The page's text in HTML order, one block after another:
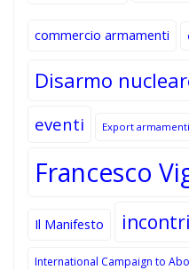
commercio armamenti
Disarmo
eventi Export armamenti
Francesco
Il Manifesto incontri
International Campaign to